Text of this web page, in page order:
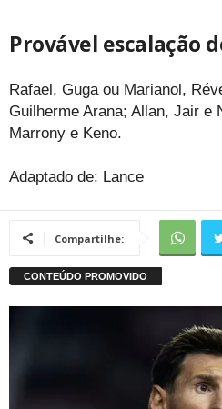
Provável escalação
Rafael, Guga ou Marianol,
Guilherme Arana; Allan, Jair e
Marrony e Keno.
Adaptado de: Lance
Compartilhe: